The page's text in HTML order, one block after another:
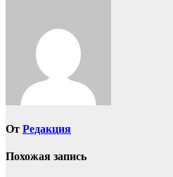
От Редакция
Похожая запись